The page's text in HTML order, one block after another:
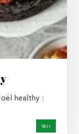
healthy :
Voir